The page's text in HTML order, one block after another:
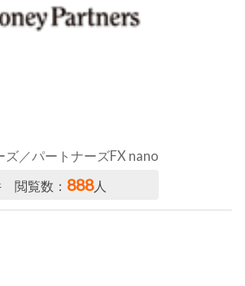
ズ／パートナーズFX nano
閲覧数： 888人